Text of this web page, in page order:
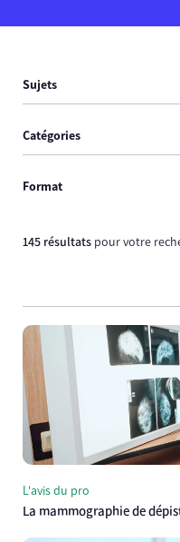
Sujets
Catégories
Format
145 résultats pour votre
L'avis du pro
La mammographie de